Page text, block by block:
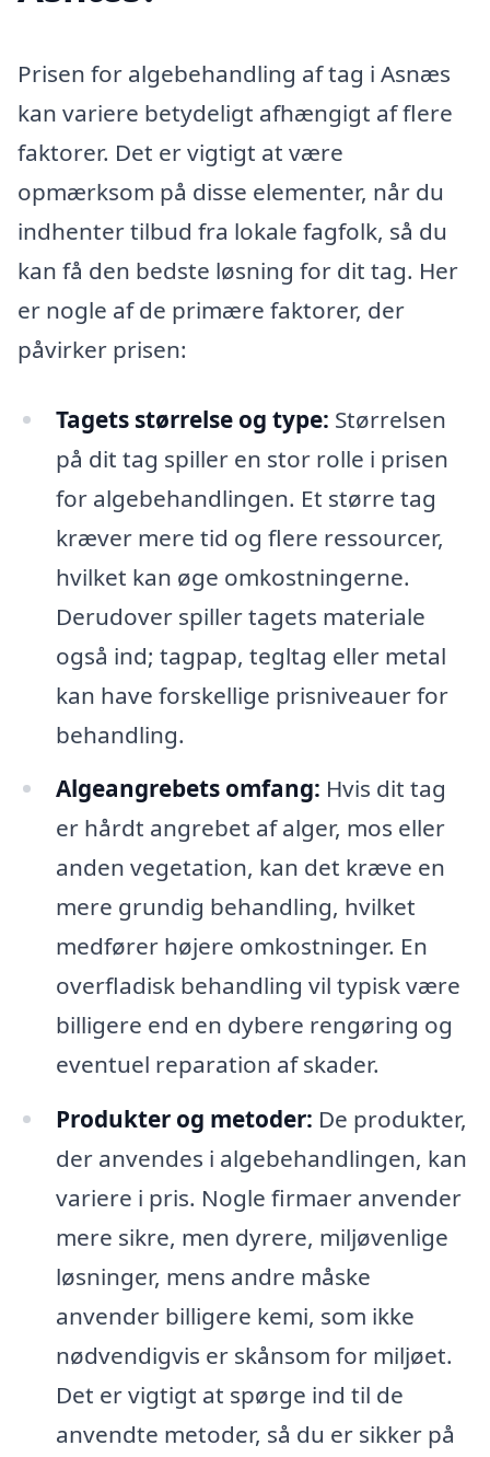
Prisen for algebehandling af tag i Asnæs
kan variere betydeligt afhængigt af flere
faktorer. Det er vigtigt at være
opmærksom på disse elementer, når du
indhenter tilbud fra lokale fagfolk, så du
kan få den bedste løsning for dit tag. Her
er nogle af de primære faktorer, der
påvirker prisen:
Tagets størrelse og type: Størrelsen
på dit tag spiller en stor rolle i prisen
for algebehandlingen. Et større tag
kræver mere tid og flere ressourcer,
hvilket kan øge omkostningerne.
Derudover spiller tagets materiale
også ind; tagpap, tegltag eller metal
kan have forskellige prisniveauer for
behandling.
Algeangrebets omfang: Hvis dit tag
er hårdt angrebet af alger, mos eller
anden vegetation, kan det kræve en
mere grundig behandling, hvilket
medfører højere omkostninger. En
overfladisk behandling vil typisk være
billigere end en dybere rengøring og
eventuel reparation af skader.
Produkter og metoder: De produkter,
der anvendes i algebehandlingen, kan
variere i pris. Nogle firmaer anvender
mere sikre, men dyrere, miljøvenlige
løsninger, mens andre måske
anvender billigere kemi, som ikke
nødvendigvis er skånsom for miljøet.
Det er vigtigt at spørge ind til de
anvendte metoder, så du er sikker på